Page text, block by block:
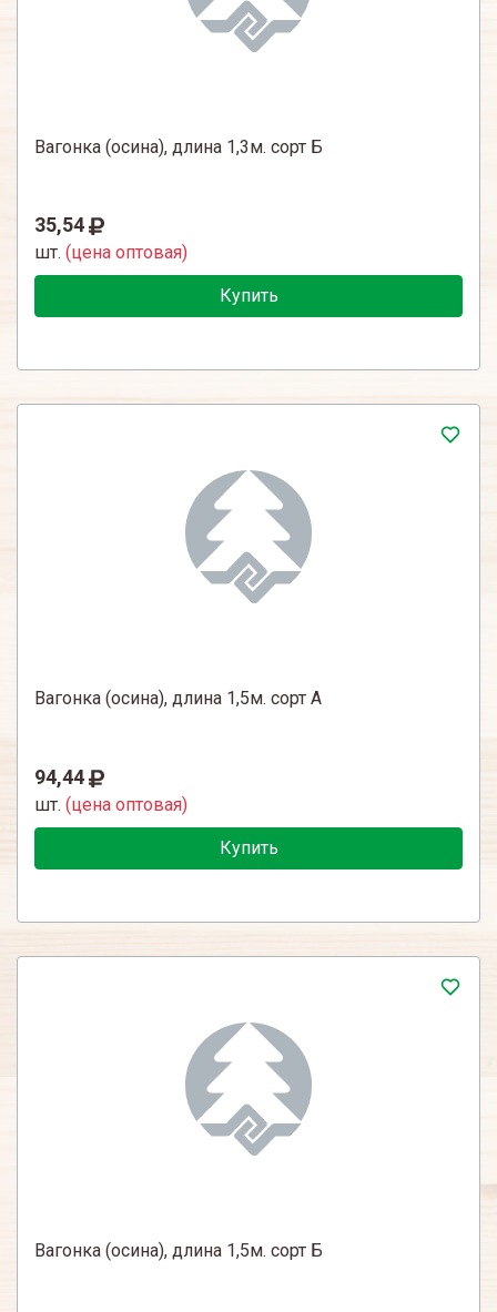
Вагонка (осина), длина 1,3м. сорт Б
35,54
шт. (цена оптовая)
Купить
Вагонка (осина), длина 1,5м. сорт А
94,44
шт. (цена оптовая)
Купить
Вагонка (осина), длина 1,5м. сорт Б